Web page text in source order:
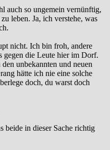
auch so ungemein vernünftig,
leben. Ja, ich verstehe, was
nicht. Ich bin froh, andere
gegen die Leute hier im Dorf.
unbekannten und neuen
hätte ich nie eine solche
doch, du warst doch
beide in dieser Sache richtig